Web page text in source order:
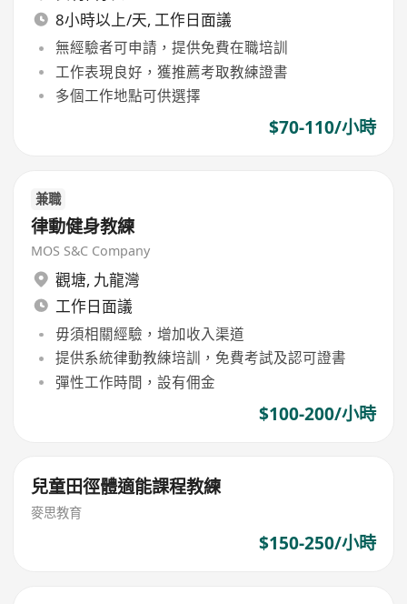
8小時以上/天, 工作日面議
無經驗者可申請，提供免費在職培訓
工作表現良好，獲推薦考取教練證書
多個工作地點可供選擇
$70-110/小時
兼職
律動健身教練
MOS S&C Company
觀塘, 九龍灣
工作日面議
毋須相關經驗，增加收入渠道
提供系統律動教練培訓，免費考試及認可證書
彈性工作時間，設有佣金
$100-200/小時
兒童田徑體適能課程教練
麥思教育
$150-250/小時